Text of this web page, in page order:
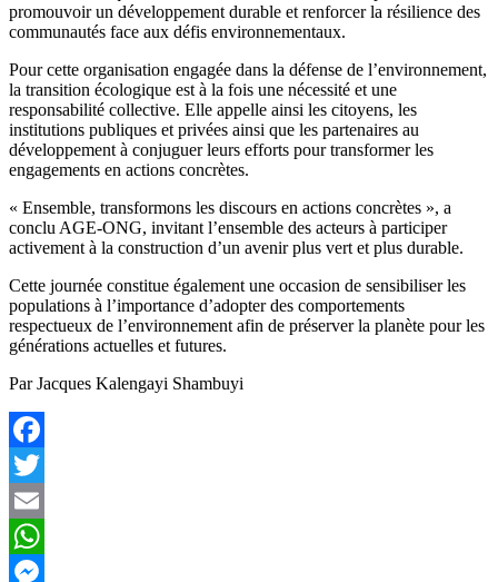
promouvoir un développement durable et renforcer la résilience des
communautés face aux défis environnementaux.
Pour cette organisation engagée dans la défense de l’environnement,
la transition écologique est à la fois une nécessité et une
responsabilité collective. Elle appelle ainsi les citoyens, les
institutions publiques et privées ainsi que les partenaires au
développement à conjuguer leurs efforts pour transformer les
engagements en actions concrètes.
« Ensemble, transformons les discours en actions concrètes », a
conclu AGE-ONG, invitant l’ensemble des acteurs à participer
activement à la construction d’un avenir plus vert et plus durable.
Cette journée constitue également une occasion de sensibiliser les
populations à l’importance d’adopter des comportements
respectueux de l’environnement afin de préserver la planète pour les
générations actuelles et futures.
Par Jacques Kalengayi Shambuyi
Facebook
Twitter
Email
WhatsApp